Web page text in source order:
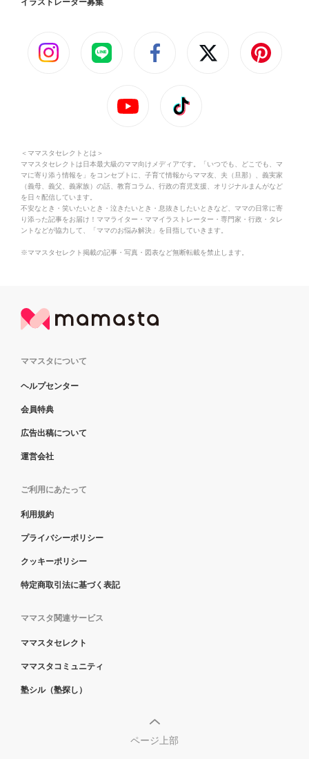
イラストレーター募集
＜ママスタセレクトとは＞
ママスタセレクトは日本最大級のママ向けメディアです。「いつでも、どこでも、マ
マに寄り添う情報を」をコンセプトに、子育て情報からママ友、夫（旦那）、義実家
（義母、義父、義家族）の話、教育コラム、行政の育児支援、オリジナルまんがなど
を日々配信しています。
不安なとき・笑いたいとき・泣きたいとき・息抜きしたいときなど、ママの日常に寄
り添った記事をお届け！ママライター・ママイラストレーター・専門家・行政・タレ
ントなどが協力して、「ママのお悩み解決」を目指していきます。
※ママスタセレクト掲載の記事・写真・図表など無断転載を禁止します。
ママスタについて
ヘルプセンター
会員特典
広告出稿について
運営会社
ご利用にあたって
利用規約
プライバシーポリシー
クッキーポリシー
特定商取引法に基づく表記
ママスタ関連サービス
ママスタセレクト
ママスタコミュニティ
塾シル（塾探し）
ページ上部